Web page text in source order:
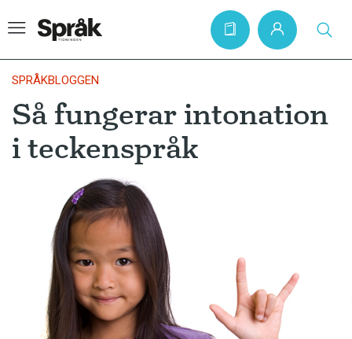
Hem
Artiklar
Krönikor
Språkfrågor
Skrivtips
Bokrecensioner
Kviss
Podden
SPRÅKBLOGGEN
Så fungerar intonation
i teckenspråk